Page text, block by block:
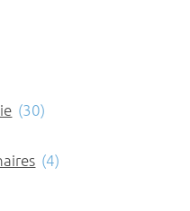
(30)
(4)